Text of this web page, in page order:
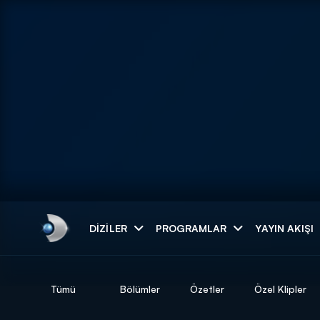
DIZILER PROGRAMLAR YAYIN AKIŞI
Tümü Bölümler Özetler Özel Klipler